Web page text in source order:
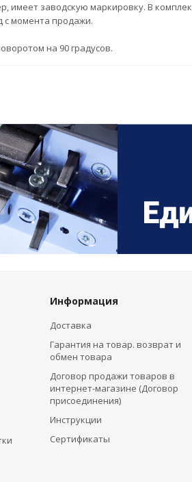
имеет заводскую маркировку. В
с момента продажи.
на 90 градусов.
Информация
Доставка
Гарантия на товар. возврат и
обмен товара
Договор продажи товаров в
интернет-магазине (Договор
присоединения)
Инструкции
Сертификаты